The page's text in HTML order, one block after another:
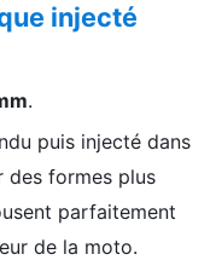
injecté
.
puis injecté dans
des formes plus
parfaitement
de la moto.